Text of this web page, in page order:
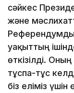
сәйкес
және
уақыттың
өткізілді.
тұспа-тұс
біз еліміз